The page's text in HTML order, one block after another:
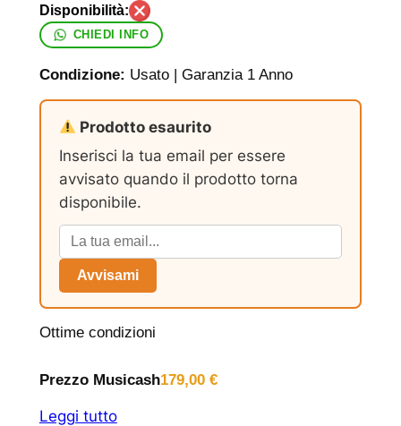
CHIEDI INFO
Condizione: Usato | Garanzia 1 Anno
Prodotto esaurito
Inserisci la tua email per essere
avvisato quando il prodotto torna
disponibile.
Avvisami
Ottime condizioni
Prezzo Musicash179,00 €
Leggi tutto